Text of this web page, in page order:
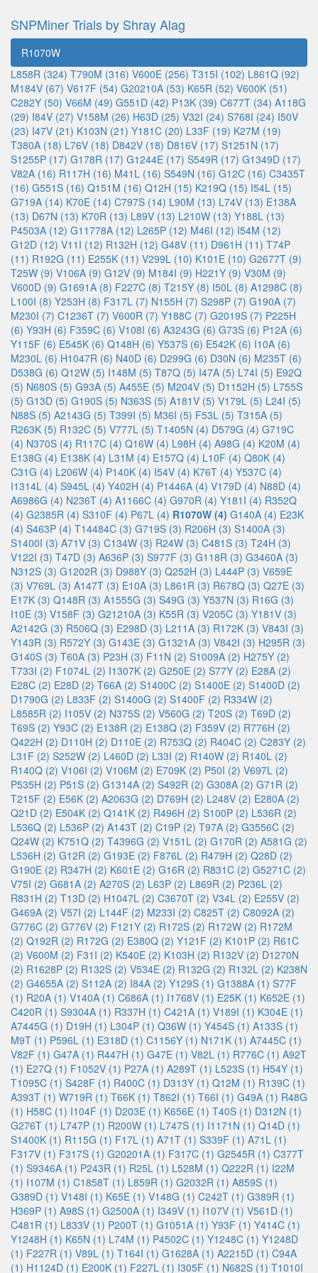
SNPMiner Trials by Shray Alag
R1070W
L858R (324) T790M (316) V600E (256) T315I (102) L861Q (92)
M184V (67) V617F (54) G20210A (53) K65R (52) V600K (51)
C282Y (50) V66M (49) G551D (42) P13K (39) C677T (34) A118G
(29) I84V (27) V158M (26) H63D (25) V32I (24) S768I (24) I50V
(23) I47V (21) K103N (21) Y181C (20) L33F (19) K27M (19)
T380A (18) L76V (18) D842V (18) D816V (17) S1251N (17)
S1255P (17) G178R (17) G1244E (17) S549R (17) G1349D (17)
V82A (16) R117H (16) M41L (16) S549N (16) G12C (16) C3435T
(16) G551S (16) Q151M (16) Q12H (15) K219Q (15) I54L (15)
G719A (14) K70E (14) C797S (14) L90M (13) L74V (13) E138A
(13) D67N (13) K70R (13) L89V (13) L210W (13) Y188L (13)
P4503A (12) G11778A (12) L265P (12) M46I (12) I54M (12)
G12D (12) V11I (12) R132H (12) G48V (11) D961H (11) T74P
(11) R192G (11) E255K (11) V299L (10) K101E (10) G2677T (9)
T25W (9) V106A (9) G12V (9) M184I (9) H221Y (9) V30M (9)
V600D (9) G1691A (8) F227C (8) T215Y (8) I50L (8) A1298C (8)
L100I (8) Y253H (8) F317L (7) N155H (7) S298P (7) G190A (7)
M230I (7) C1236T (7) V600R (7) Y188C (7) G2019S (7) P225H
(6) Y93H (6) F359C (6) V108I (6) A3243G (6) G73S (6) P12A (6)
Y115F (6) E545K (6) Q148H (6) Y537S (6) E542K (6) I10A (6)
M230L (6) H1047R (6) N40D (6) D299G (6) D30N (6) M235T (6)
D538G (6) Q12W (5) I148M (5) T87Q (5) I47A (5) L74I (5) E92Q
(5) N680S (5) G93A (5) A455E (5) M204V (5) D1152H (5) L755S
(5) G13D (5) G190S (5) N363S (5) A181V (5) V179L (5) L24I (5)
N88S (5) A2143G (5) T399I (5) M36I (5) F53L (5) T315A (5)
R263K (5) R132C (5) V777L (5) T1405N (4) D579G (4) G719C
(4) N370S (4) R117C (4) Q16W (4) L98H (4) A98G (4) K20M (4)
E138G (4) E138K (4) L31M (4) E157Q (4) L10F (4) Q80K (4)
C31G (4) L206W (4) P140K (4) I54V (4) K76T (4) Y537C (4)
I1314L (4) S945L (4) Y402H (4) P1446A (4) V179D (4) N88D (4)
A6986G (4) N236T (4) A1166C (4) G970R (4) Y181I (4) R352Q
(4) G2385R (4) S310F (4) P67L (4) R1070W (4) G140A (4) E23K
(4) S463P (4) T14484C (3) G719S (3) R206H (3) S1400A (3)
S1400I (3) A71V (3) C134W (3) R24W (3) C481S (3) T24H (3)
V122I (3) T47D (3) A636P (3) S977F (3) G118R (3) G3460A (3)
N312S (3) G1202R (3) D988Y (3) Q252H (3) L444P (3) V659E
(3) V769L (3) A147T (3) E10A (3) L861R (3) R678Q (3) Q27E (3)
E17K (3) Q148R (3) A1555G (3) S49G (3) Y537N (3) R16G (3)
I10E (3) V158F (3) G21210A (3) K55R (3) V205C (3) Y181V (3)
A2142G (3) R506Q (3) E298D (3) L211A (3) R172K (3) V843I (3)
Y143R (3) R572Y (3) G143E (3) G1321A (3) V842I (3) H295R (3)
G140S (3) T60A (3) P23H (3) F11N (2) S1009A (2) H275Y (2)
T733I (2) F1074L (2) I1307K (2) G250E (2) S77Y (2) E28A (2)
E28C (2) E28D (2) T66A (2) S1400C (2) S1400E (2) S1400D (2)
D1790G (2) L833F (2) S1400G (2) S1400F (2) R334W (2)
L8585R (2) I105V (2) N375S (2) V560G (2) T20S (2) T69D (2)
T69S (2) Y93C (2) E138R (2) E138Q (2) F359V (2) R776H (2)
Q422H (2) D110H (2) D110E (2) R753Q (2) R404C (2) C283Y (2)
L31F (2) S252W (2) L460D (2) L33I (2) R140W (2) R140L (2)
R140Q (2) V106I (2) V106M (2) E709K (2) P50I (2) V697L (2)
P535H (2) P51S (2) G1314A (2) S492R (2) G308A (2) G71R (2)
T215F (2) E56K (2) A2063G (2) D769H (2) L248V (2) E280A (2)
Q21D (2) E504K (2) Q141K (2) R496H (2) S100P (2) L536R (2)
L536Q (2) L536P (2) A143T (2) C19P (2) T97A (2) G3556C (2)
Q24W (2) K751Q (2) T4396G (2) V151L (2) G170R (2) A581G (2)
L536H (2) G12R (2) G193E (2) F876L (2) R479H (2) Q28D (2)
G190E (2) R347H (2) K601E (2) G16R (2) R831C (2) G5271C (2)
V75I (2) G681A (2) A270S (2) L63P (2) L869R (2) P236L (2)
R831H (2) T13D (2) H1047L (2) C3670T (2) V34L (2) E255V (2)
G469A (2) V57I (2) L144F (2) M233I (2) C825T (2) C8092A (2)
G776C (2) G776V (2) F121Y (2) R172S (2) R172W (2) R172M
(2) Q192R (2) R172G (2) E380Q (2) Y121F (2) K101P (2) R61C
(2) V600M (2) F31I (2) K540E (2) K103H (2) R132V (2) D1270N
(2) R1628P (2) R132S (2) V534E (2) R132G (2) R132L (2) K238N
(2) G4655A (2) S112A (2) I84A (2) Y129S (1) G1388A (1) S77F
(1) R20A (1) V140A (1) C686A (1) I1768V (1) E25K (1) K652E (1)
C420R (1) S9304A (1) R337H (1) C421A (1) V189I (1) K304E (1)
A7445G (1) D19H (1) L304P (1) Q36W (1) Y454S (1) A133S (1)
M9T (1) P596L (1) E318D (1) C1156Y (1) N171K (1) A7445C (1)
V82F (1) G47A (1) R447H (1) G47E (1) V82L (1) R776C (1) A92T
(1) E27Q (1) F1052V (1) P27A (1) A289T (1) L523S (1) H54Y (1)
T1095C (1) S428F (1) R400C (1) D313Y (1) Q12M (1) R139C (1)
A393T (1) W719R (1) T66K (1) T862I (1) T66I (1) G49A (1) R48G
(1) H58C (1) I104F (1) D203E (1) K656E (1) T40S (1) D312N (1)
G276T (1) L747P (1) R200W (1) L747S (1) I1171N (1) Q14D (1)
S1400K (1) R115G (1) F17L (1) A71T (1) S339F (1) A71L (1)
F317V (1) F317S (1) G20201A (1) F317C (1) G2545R (1) C377T
(1) S9346A (1) P243R (1) R25L (1) L528M (1) Q222R (1) I22M
(1) I107M (1) C1858T (1) L859R (1) G2032R (1) A859S (1)
G389D (1) V148I (1) K65E (1) V148G (1) C242T (1) G389R (1)
H369P (1) A98S (1) G2500A (1) I349V (1) I107V (1) V561D (1)
C481R (1) L833V (1) P200T (1) G1051A (1) Y93F (1) Y414C (1)
Y1248H (1) K65N (1) L74M (1) P4502C (1) Y1248C (1) Y1248D
(1) F227R (1) V89L (1) T164I (1) G1628A (1) A2215D (1) C94A
(1) H1124D (1) E200K (1) F227L (1) I305F (1) N682S (1) T1010I